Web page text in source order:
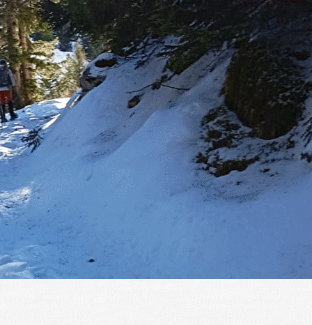
Exporter les lignes sélectionnées
Exporter toutes les colonnes
Exporter uniquement les colonnes affichées
Menu
?>
Images de la page d'accueil
Cliquez pour éditer